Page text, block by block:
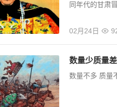
同年代的甘肃
02月24日
数量少质量
数量不多 质量